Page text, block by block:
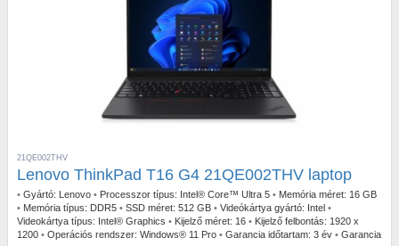
21QE002THV
Lenovo ThinkPad T16 G4 21QE002THV laptop
• Gyártó: Lenovo • Processzor típus: Intel® Core™ Ultra 5 • Memória méret: 16 GB
• Memória típus: DDR5 • SSD méret: 512 GB • Videókártya gyártó: Intel •
Videokártya típus: Intel® Graphics • Kijelző méret: 16 • Kijelző felbontás: 1920 x
1200 • Operációs rendszer: Windows® 11 Pro • Garancia időtartam: 3 év • Garancia